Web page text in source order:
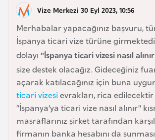
Vize Merkezi 30 Eyl 2023, 10:56
Merhabalar yapacağınız başvuru,
İspanya ticari vize türüne
dolayı “İspanya ticari vizesi nasıl
size destek olacağız. Gideceğiniz
açarak katılacağınız için buna
ticari vizesi evrakları, rica edilecektir
“İspanya’ya ticari vize nasıl alınır”
masraflarınız şirket tarafından
firmanın banka hesabını da
y
c
a
n
B
a
h
r
e